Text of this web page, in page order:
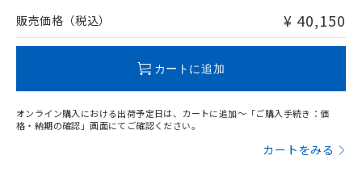
問い合わせください。
販売価格（税込） ¥ 40,150
カートに追加
オンライン購入における出荷予定日は、カートに追加～「ご購入手続き：価
格・納期の確認」画面にてご確認ください。
カートをみる